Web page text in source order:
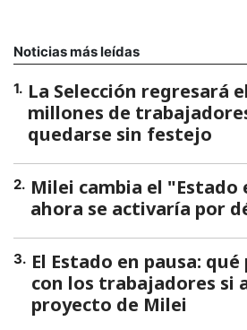
Noticias más leídas
1. La Selección regresará
millones de
quedarse sin festejo
2. Milei cambia el "Estado
ahora se activaría por
3. El Estado en pausa:
con los trabajadores si
proyecto de Milei